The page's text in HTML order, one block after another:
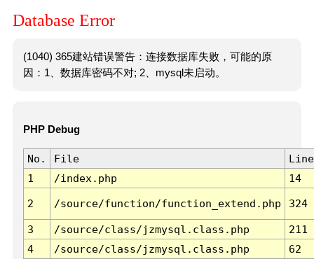
Database Error
(1040) 365建站错误警告：连接数据库失败，可能的原
因：1、数据库密码不对; 2、mysql未启动。
PHP Debug
No. File
Line
1
/index.php 14
2 /source/function/function_extend.php 324
3 /source/class/jzmysql.class.php
211
4
/source/class/jzmysql.class.php
62